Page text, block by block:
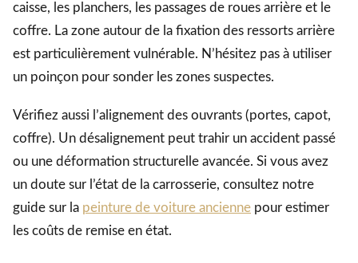
caisse, les planchers, les passages de roues arrière et le
coffre. La zone autour de la fixation des ressorts arrière
est particulièrement vulnérable. N’hésitez pas à utiliser
un poinçon pour sonder les zones suspectes.
Vérifiez aussi l’alignement des ouvrants (portes, capot,
coffre). Un désalignement peut trahir un accident passé
ou une déformation structurelle avancée. Si vous avez
un doute sur l’état de la carrosserie, consultez notre
guide sur la peinture de voiture ancienne pour estimer
les coûts de remise en état.